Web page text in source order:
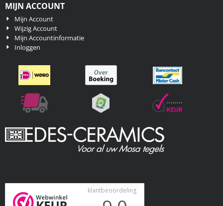
MIJN ACCOUNT
Mijn Account
Wijzig Account
Mijn Accountinformatie
Inloggen